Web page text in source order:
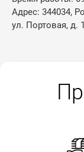
Адрес: 344034,
ул. Портовая, д.